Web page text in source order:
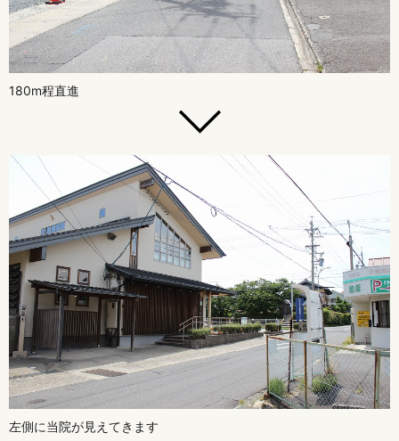
180m程直進
左側に当院が見えてきます